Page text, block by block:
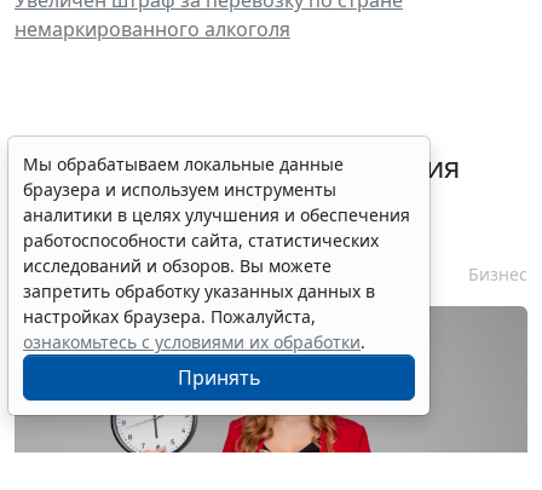
немаркированного алкоголя
Срок согласования заключения
контракта с единственным
контрагентом сократили
7 августа 2026 16:55 Бизнес
Мы обрабатываем локальные данные
браузера и используем инструменты
аналитики в целях улучшения и обеспечения
работоспособности сайта, статистических
исследований и обзоров. Вы можете
запретить обработку указанных данных в
настройках браузера. Пожалуйста,
ознакомьтесь с условиями их обработки.
Принять